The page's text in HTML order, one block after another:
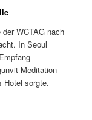
WCTAG nach
In Seoul
Meditation
Hotel sorgte.